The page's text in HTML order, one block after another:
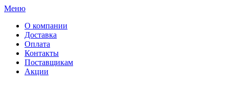
Меню
О компании
Доставка
Оплата
Контакты
Поставщикам
Акции